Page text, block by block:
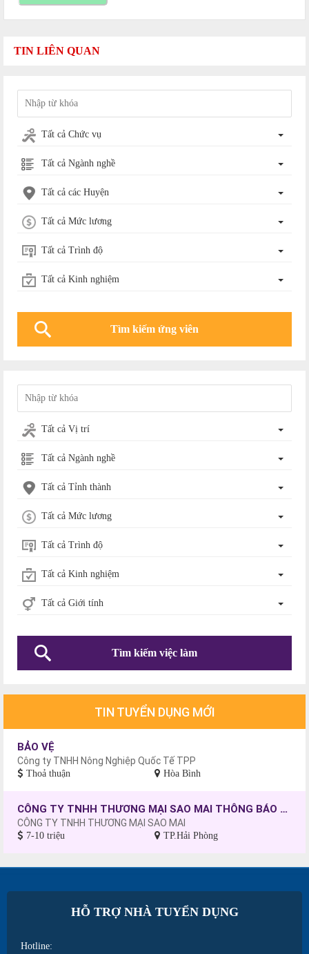
TIN LIÊN QUAN
Tất cả Chức vụ
Tất cả Ngành nghề
Tất cả các Huyện
Tất cả Mức lương
Tất cả Trình độ
Tất cả Kinh nghiệm
Tất cả Vị trí
Tất cả Ngành nghề
Tất cả Tỉnh thành
Tất cả Mức lương
Tất cả Trình độ
Tất cả Kinh nghiệm
Tất cả Giới tính
Tìm kiếm việc làm
TIN TUYỂN DỤNG MỚI
BẢO VỆ
Công ty TNHH Nông Nghiệp Quốc Tế TPP
Thoả thuận Hòa Bình
CÔNG TY TNHH THƯƠNG MẠI SAO MAI THÔNG BÁO TUYỂN DỤNG CÔNG NHÂN MAY, CHƯA CÓ TAY NGHỀ SẼ ĐƯỢC ĐÀO TẠO.
CÔNG TY TNHH THƯƠNG MẠI SAO MAI
7-10 triệu TP.Hải Phòng
HỖ TRỢ NHÀ TUYỂN DỤNG
Hotline: